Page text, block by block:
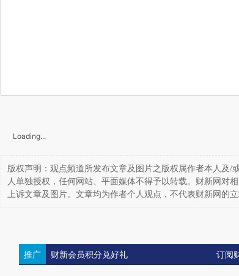
Loading...
版权声明：观点频道所发布文章及图片之版权属作者本人及/
人单独授权，任何网站、平面媒体不得予以转载。财新网对
上诉文章及图片。文章均为作者个人观点，不代表财新网的立
推广 财新会员积分兑好礼 订阅